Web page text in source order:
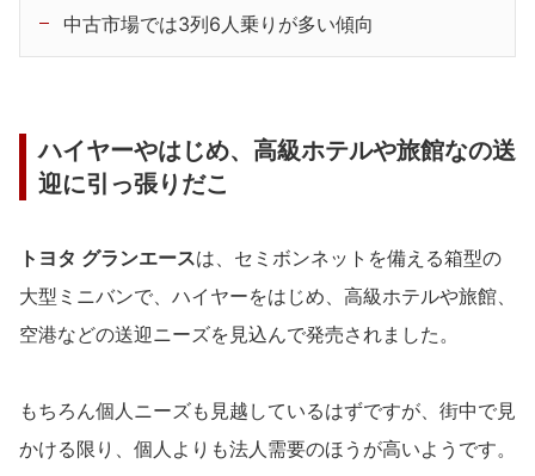
中古市場では3列6人乗りが多い傾向
ハイヤーやはじめ、高級ホテルや旅館なの送
迎に引っ張りだこ
トヨタ グランエースは、セミボンネットを備える箱型の
大型ミニバンで、ハイヤーをはじめ、高級ホテルや旅館、
空港などの送迎ニーズを見込んで発売されました。
もちろん個人ニーズも見越しているはずですが、街中で見
かける限り、個人よりも法人需要のほうが高いようです。